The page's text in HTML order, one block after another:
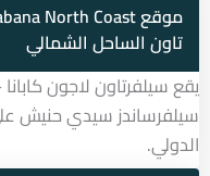
تاون الساحل الشمالي
الدولي.